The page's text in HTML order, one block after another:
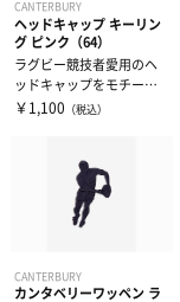
CANTERBURY
ヘッドキャップ キーリン
グ ピンク（64）
ラグビー競技者愛用のヘ
ッドキャップをモチーフ
にしたシリコーン製のキ
￥1,100 （税込）
CANTERBURY
カンタベリーワッペン ラ